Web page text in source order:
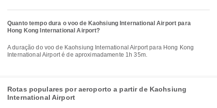
Quanto tempo dura o voo de Kaohsiung International Airport para
Hong Kong International Airport?
A duração do voo de Kaohsiung International Airport para Hong Kong
International Airport é de aproximadamente 1h 35m.
Rotas populares por aeroporto a partir de Kaohsiung
International Airport